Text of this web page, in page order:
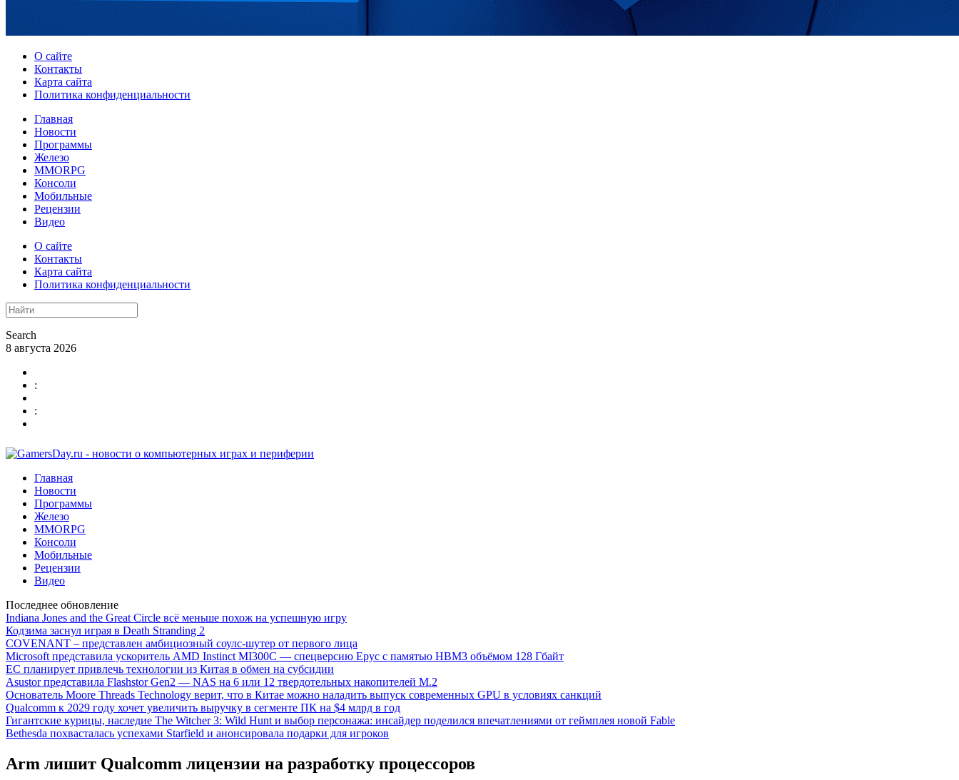
О сайте
Контакты
Карта сайта
Политика конфиденциальности
Главная
Новости
Программы
Железо
MMORPG
Консоли
Мобильные
Рецензии
Видео
О сайте
Контакты
Карта сайта
Политика конфиденциальности
Search
8 августа 2026
:
:
Главная
Новости
Программы
Железо
MMORPG
Консоли
Мобильные
Рецензии
Видео
Последнее обновление
Indiana Jones and the Great Circle всё меньше похож на успешную игру
Кодзима заснул играя в Death Stranding 2
COVENANT – представлен амбициозный соулс-шутер от первого лица
Microsoft представила ускоритель AMD Instinct MI300C — спецверсию Epyc с памятью HBM3 объёмом 128 Гбайт
ЕС планирует привлечь технологии из Китая в обмен на субсидии
Asustor представила Flashstor Gen2 — NAS на 6 или 12 твердотельных накопителей M.2
Основатель Moore Threads Technology верит, что в Китае можно наладить выпуск современных GPU в условиях санкций
Qualcomm к 2029 году хочет увеличить выручку в сегменте ПК на $4 млрд в год
Гигантские курицы, наследие The Witcher 3: Wild Hunt и выбор персонажа: инсайдер поделился впечатлениями от геймплея новой Fable
Bethesda похвасталась успехами Starfield и анонсировала подарки для игроков
Arm лишит Qualcomm лицензии на разработку процессоров